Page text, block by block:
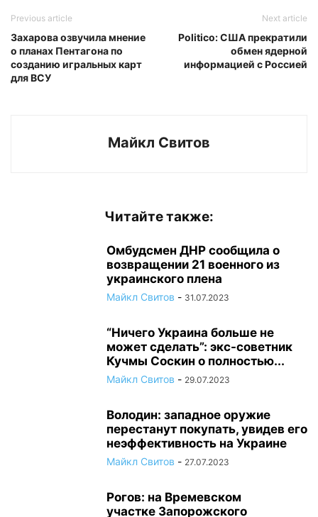
Previous article
Захарова озвучила мнение
о планах Пентагона по
созданию игральных карт
для ВСУ
Next article
Politico: США прекратили
обмен ядерной
информацией с Россией
Майкл Свитов
Читайте также:
Омбудсмен ДНР сообщила о
возвращении 21 военного из
украинского плена
Майкл Свитов - 31.07.2023
“Ничего Украина больше не
может сделать”: экс-советник
Кучмы Соскин о полностью...
Майкл Свитов - 29.07.2023
Володин: западное оружие
перестанут покупать, увидев его
неэффективность на Украине
Майкл Свитов - 27.07.2023
Рогов: на Времевском
участке Запорожского